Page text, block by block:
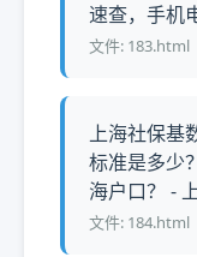
速查，手机
文件: 183.html
上海社保基
标准是多少
海户口？ -
文件: 184.html